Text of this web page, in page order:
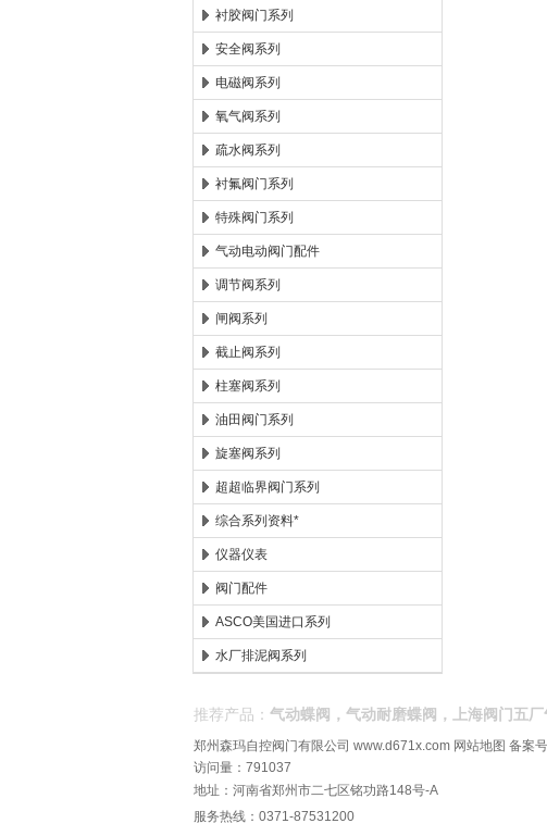
衬胶阀门系列
安全阀系列
电磁阀系列
氧气阀系列
疏水阀系列
衬氟阀门系列
特殊阀门系列
气动电动阀门配件
调节阀系列
闸阀系列
截止阀系列
柱塞阀系列
油田阀门系列
旋塞阀系列
超超临界阀门系列
综合系列资料*
仪器仪表
阀门配件
ASCO美国进口系列
水厂排泥阀系列
推荐产品： 气动蝶阀，气动耐磨蝶阀，上海阀门五
郑州森玛自控阀门有限公司 www.d671x.com 网站地图 备案号
访问量：791037
地址：河南省郑州市二七区铭功路148号-A
服务热线：0371-87531200